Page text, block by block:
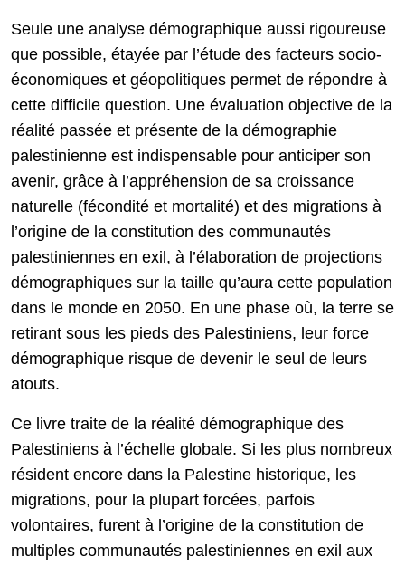
Seule une analyse démographique aussi rigoureuse
que possible, étayée par l’étude des facteurs socio-
économiques et géopolitiques permet de répondre à
cette difficile question. Une évaluation objective de la
réalité passée et présente de la démographie
palestinienne est indispensable pour anticiper son
avenir, grâce à l’appréhension de sa croissance
naturelle (fécondité et mortalité) et des migrations à
l’origine de la constitution des communautés
palestiniennes en exil, à l’élaboration de projections
démographiques sur la taille qu’aura cette population
dans le monde en 2050. En une phase où, la terre se
retirant sous les pieds des Palestiniens, leur force
démographique risque de devenir le seul de leurs
atouts.
Ce livre traite de la réalité démographique des
Palestiniens à l’échelle globale. Si les plus nombreux
résident encore dans la Palestine historique, les
migrations, pour la plupart forcées, parfois
volontaires, furent à l’origine de la constitution de
multiples communautés palestiniennes en exil aux